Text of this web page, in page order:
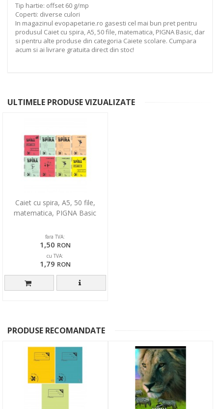
Tip hartie: offset 60 g/mp
Coperti: diverse culori
In magazinul evopapetarie.ro gasesti cel mai bun pret pentru
produsul Caiet cu spira, A5, 50 file, matematica, PIGNA Basic, dar
si pentru alte produse din categoria Caiete scolare. Cumpara
acum si ai livrare gratuita direct din stoc!
ULTIMELE PRODUSE VIZUALIZATE
Caiet cu spira, A5, 50 file,
matematica, PIGNA Basic
fara TVA:
1,50 RON
cu TVA:
1,79 RON
PRODUSE RECOMANDATE